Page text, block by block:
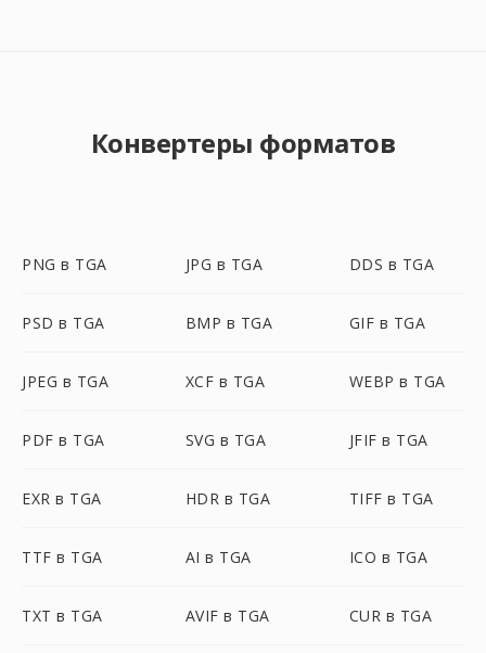
Конвертеры форматов
PNG в TGA JPG в TGA DDS в TGA
PSD в TGA BMP в TGA GIF в TGA
JPEG в TGA XCF в TGA WEBP в TGA
PDF в TGA SVG в TGA JFIF в TGA
EXR в TGA HDR в TGA TIFF в TGA
TTF в TGA AI в TGA ICO в TGA
TXT в TGA AVIF в TGA CUR в TGA